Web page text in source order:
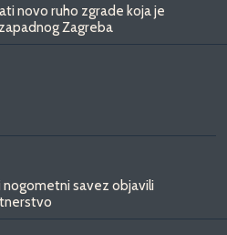
novo ruho zgrade koja je
Zagreba
nogometni savez objavili